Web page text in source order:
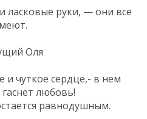
руки, — они все
Оля
чуткое сердце,- в нем
любовь!
равнодушным.